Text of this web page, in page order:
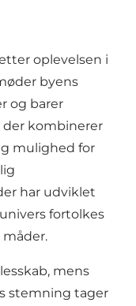
oplevelsen i
byens
og barer
der kombinerer
mulighed for
har udviklet
fortolkes
måder.
mens
stemning tager